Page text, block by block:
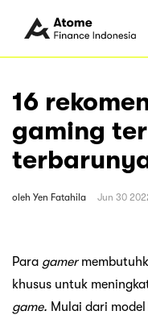
16
gaming
oleh Yen Fatahila Jun 30
Para gamer
khusus untuk
game. Mulai dari